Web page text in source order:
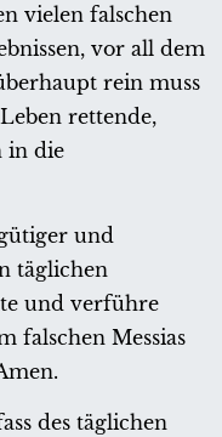
vielen falschen
vor all dem
rein muss
rettende,
in die
und
täglichen
und verführe
falschen Messias
des täglichen